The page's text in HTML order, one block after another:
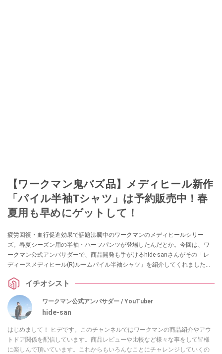
【ワークマン鬼バズ品】メディヒール新作
「パイル半袖Tシャツ」は予約販売中！春
夏用も早めにゲットして！
疲労回復・血行促進効果で話題沸騰中のワークマンのメディヒールシリー
ズ。春夏シーズン用の半袖・ハーフパンツが登場したんだとか。今回は、ワ
ークマン公式アンバサダーで、商品開発も手がけるhide-sanさんがその「レ
ディースメディヒール(R)ルームパイル半袖シャツ」を紹介してくれました！
イチオシスト
ワークマン公式アンバサダー / YouTuber
hide-san
はじめまして！ ヒデです。このチャンネルではワークマンの商品紹介やアウ
トドア関係を配信しています。商品レビューや比較など様々な事をして皆様
に楽しんで頂いています。これからもいろんなことにチャレンジしていくの